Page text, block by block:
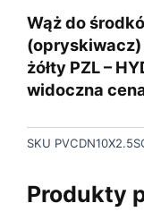
Wąż do
(opryskiwacz)
żółty PZL –
widoczna
SKU
Produkty